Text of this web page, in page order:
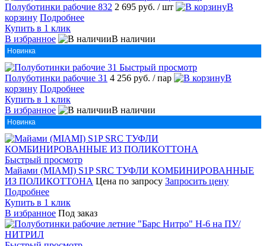
Полуботинки рабочие 832 2 695 руб. / шт
В
корзину Подробнее
Купить в 1 клик
В избранное
В наличии
Новинка
Быстрый просмотр
Полуботинки рабочие 31 4 256 руб. / пар
В
корзину Подробнее
Купить в 1 клик
В избранное
В наличии
Новинка
Быстрый просмотр
Майами (MIAMI) S1P SRC ТУФЛИ КОМБИНИРОВАННЫЕ
ИЗ ПОЛИКОТТОНА Цена по запросу Запросить цену
Подробнее
Купить в 1 клик
В избранное Под заказ